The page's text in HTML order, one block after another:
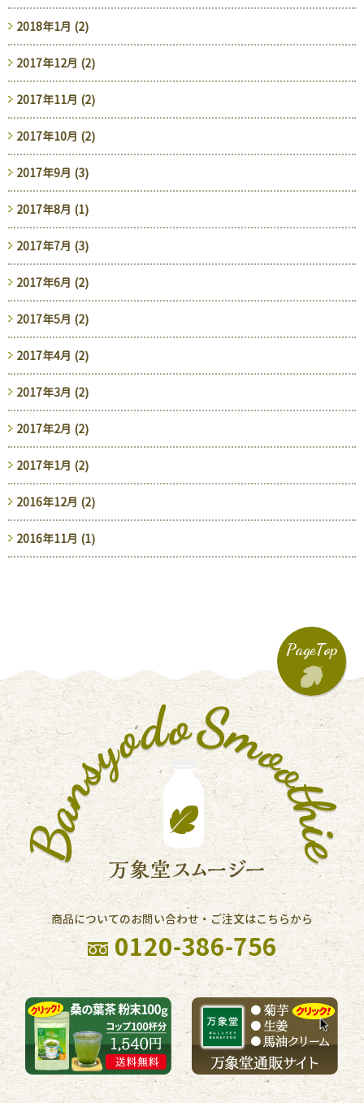
2018年1月 (2)
2017年12月 (2)
2017年11月 (2)
2017年10月 (2)
2017年9月 (3)
2017年8月 (1)
2017年7月 (3)
2017年6月 (2)
2017年5月 (2)
2017年4月 (2)
2017年3月 (2)
2017年2月 (2)
2017年1月 (2)
2016年12月 (2)
2016年11月 (1)
PageTop
商品についてのお問い合わせ・ご注文はこちらから
0120-386-756